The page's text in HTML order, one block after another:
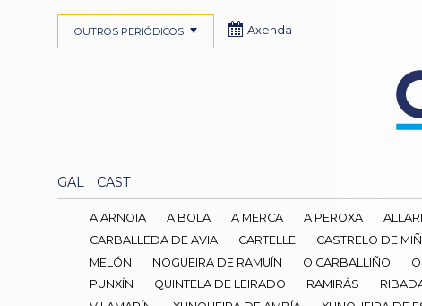
GAL CAST
OUTROS PERIÓDICOS Axenda
A ARNOIA A BOLA A MERCA A PEROXA
CARBALLEDA DE AVIA
CARTELLE CASTRELO DE
MELÓN
NOGUEIRA DE RAMUÍN O CARBALLIÑO
PUNXÍN
QUINTELA DE LEIRADO RAMIRÁS